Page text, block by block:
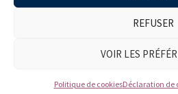
REFUSER
VOIR LES
Politique de cookiesDéclaration de
© Librairie L'Alphabet 2026. Site conçu